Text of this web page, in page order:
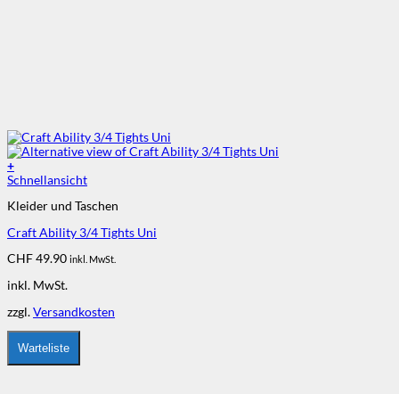
+
Dieses
weist
Varianten
Die
Optionen
können
auf
der
Produktseite
gewählt
werden
Schnellansicht
Kleider und Taschen
Craft Ability 3/4 Tights Uni
CHF49.90 inkl. MwSt.
inkl. MwSt.
zzgl.Versandkosten
Warteliste